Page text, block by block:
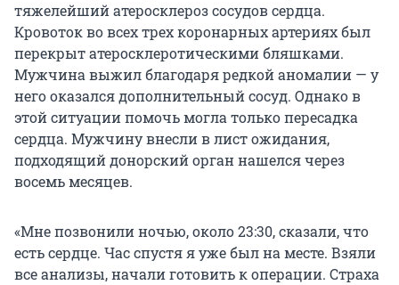
тяжелейший атеросклероз сосудов сердца.
Кровоток во всех трех коронарных артериях был
перекрыт атеросклеротическими бляшками.
Мужчина выжил благодаря редкой аномалии — у
него оказался дополнительный сосуд. Однако в
этой ситуации помочь могла только пересадка
сердца. Мужчину внесли в лист ожидания,
подходящий донорский орган нашелся через
восемь месяцев.
«Мне позвонили ночью, около 23:30, сказали, что
есть сердце. Час спустя я уже был на месте. Взяли
все анализы, начали готовить к операции. Страха